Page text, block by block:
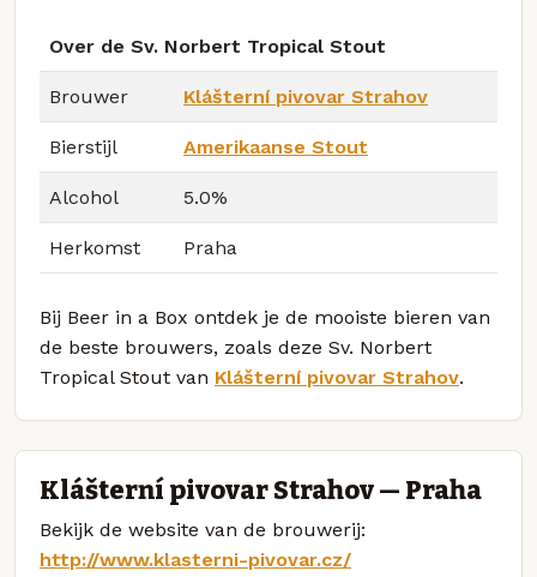
Over de Sv. Norbert Tropical Stout
Brouwer Klášterní pivovar Strahov
Bierstijl Amerikaanse Stout
Alcohol 5.0%
Herkomst Praha
Bij Beer in a Box ontdek je de mooiste bieren van
de beste brouwers, zoals deze Sv. Norbert
Tropical Stout van Klášterní pivovar Strahov.
Klášterní pivovar Strahov — Praha
Bekijk de website van de brouwerij:
http://www.klasterni-pivovar.cz/